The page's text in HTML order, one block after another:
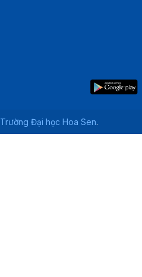
Trường Đại học Hoa Sen.